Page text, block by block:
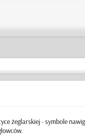
żeglarskiej - symbole